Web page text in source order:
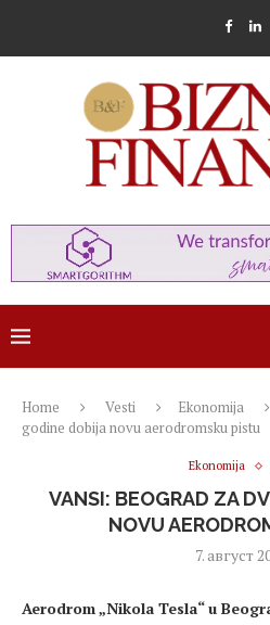
Home Vesti Ekonomija
godine dobija novu aerodromsku pistu
Ekonomija
VANSI: BEOGRAD ZA
NOVU
7. август
Aerodrom „Nikola Tesla“ u